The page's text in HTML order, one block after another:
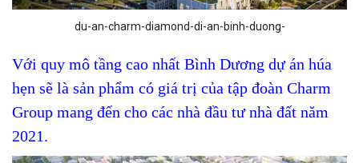
du-an-charm-diamond-di-an-binh-duong-
Với quy mô tầng cao nhất Bình Dương dự án húa
hẹn sẽ là sản phẩm có giá trị của tập đoàn Charm
Group mang đến cho các nhà đầu tư nhà đất năm
2021.